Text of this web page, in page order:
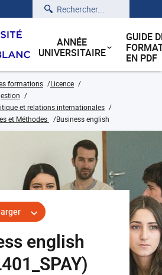
Rechercher
ANNÉE
UNIVERSITAIRE
GUIDE
EN PDF
formations
Licence
et relations internationales
et Méthodes
Business english
english